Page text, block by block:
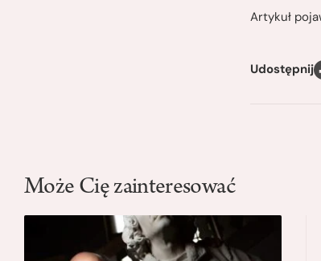
Artykuł
Udostępnij
Może Cię zainteresować